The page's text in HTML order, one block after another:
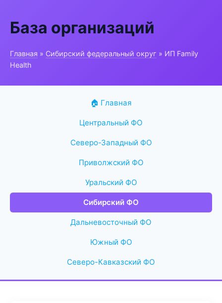
База организаций
Главная » Сибирский федеральный округ » ИП Family
Health
🏠 Главная
Центральный ФО
Северо-Западный ФО
Приволжский ФО
Уральский ФО
Сибирский ФО
Дальневосточный ФО
Южный ФО
Северо-Кавказский ФО